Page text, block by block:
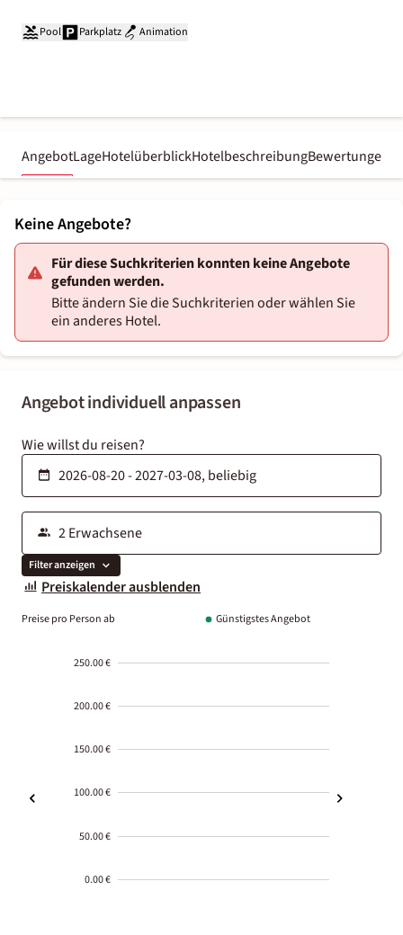
Pool Parkplatz Animation
AngebotLageHotelüberblickHotelbeschreibungBewertungen
Angebot individuell anpassen
Wie willst du reisen?
Filter anzeigen
Preiskalender ausblenden
Preise pro Person ab Günstigstes Angebot
250.00 €
200.00 €
150.00 €
100.00 €
50.00 €
0.00 €
Keine Angebote?
Für diese Suchkriterien konnten keine Angebote
gefunden werden.
Bitte ändern Sie die Suchkriterien oder wählen Sie
ein anderes Hotel.